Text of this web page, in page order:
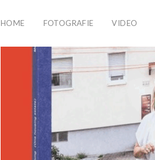
HOME FOTOGRAFIE VIDEO